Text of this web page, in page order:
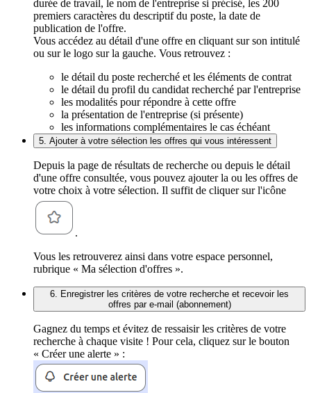
durée de travail, le nom de l'entreprise si précisé, les 200
premiers caractères du descriptif du poste, la date de
publication de l'offre.
Vous accédez au détail d'une offre en cliquant sur son intitulé
ou sur le logo sur la gauche. Vous retrouvez :
le détail du poste recherché et les éléments de contrat
le détail du profil du candidat recherché par l'entreprise
les modalités pour répondre à cette offre
la présentation de l'entreprise (si présente)
les informations complémentaires le cas échéant
5. Ajouter à votre sélection les offres qui vous intéressent
Depuis la page de résultats de recherche ou depuis le détail
d'une offre consultée, vous pouvez ajouter la ou les offres de
votre choix à votre sélection. Il suffit de cliquer sur l'icône
.
Vous les retrouverez ainsi dans votre espace personnel,
rubrique « Ma sélection d'offres ».
6. Enregistrer les critères de votre recherche et recevoir les
offres par e-mail (abonnement)
Gagnez du temps et évitez de ressaisir les critères de votre
recherche à chaque visite ! Pour cela, cliquez sur le bouton
« Créer une alerte » :